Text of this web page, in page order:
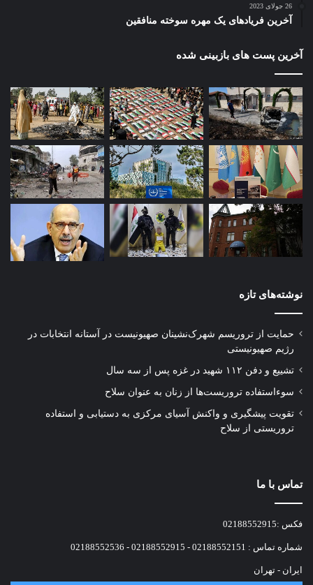
26 جولای 2023
آخرین فریادهای یک مهره سوخته منافقین
آخرین پست های بازبینی شده
نوشته‌های تازه
حمایت از تروریسم شهرک‌نشینان صهیونیست در آستانه انتخابات در
رژیم صهیونیستی
تشییع و دفن ۱۱۲ شهید در غزه پس از سه سال
سوءاستفاده تروریست‌ها از زنان به عنوان سلاح
تقویت پیشگیری و واکنش آسیای مرکزی به دستیابی و استفاده
تروریستی از سلاح
تماس با ما
فکس :02188552915
شماره تماس : 02188552151 - 02188552915 - 02188552536
ایران - تهران